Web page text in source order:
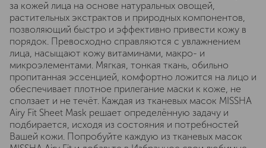
за кожей лица на основе натуральных овощей,
растительных экстрактов и природных компонентов,
позволяющий быстро и эффективно привести кожу в
порядок. Превосходно справляются с увлажнением
лица, насыщают кожу витаминами, макро- и
микроэлементами. Мягкая, тонкая ткань, обильно
пропитанная эссенцией, комфортно ложится на лицо и
обеспечивает плотное прилегание маски к коже, не
сползает и не течёт. Каждая из тканевых масок MISSHA
Airy Fit Sheet Mask решает определённую задачу и
подбирается, исходя из состояния и потребностей
Вашей кожи. Попробуйте каждую из тканевых масок